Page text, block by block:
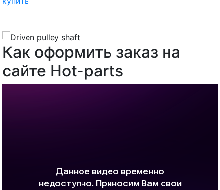
Как оформить заказ на
сайте Hot-parts